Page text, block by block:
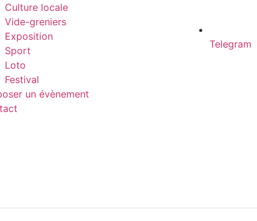
Culture locale
Vide-greniers
Exposition
Sport
Loto
Festival
un évènement
Telegram